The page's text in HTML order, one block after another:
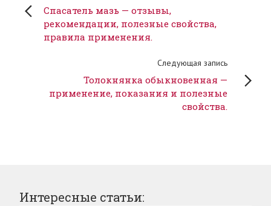
Спасатель мазь — отзывы,
рекомендации, полезные свойства,
правила применения.
Следующая запись
Толокнянка обыкновенная —
применение, показания и полезные
свойства.
Интересные статьи: